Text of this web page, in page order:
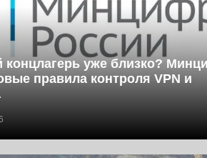
уже близко?
правила контроля VPN и